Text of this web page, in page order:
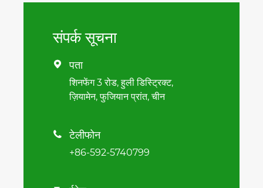
संपर्क सूचना
 पता
शिनफेंग 3 रोड, हुली डिस्ट्रिक्ट,
ज़ियामेन, फुजियान प्रांत, चीन
 टेलीफोन
+86-592-5740799